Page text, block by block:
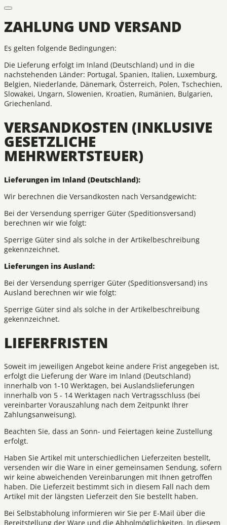
ZAHLUNG UND VERSAND
Es gelten folgende Bedingungen:
Die Lieferung erfolgt im Inland (Deutschland) und in die
nachstehenden Länder: Portugal, Spanien, Italien, Luxemburg,
Belgien, Niederlande, Dänemark, Österreich, Polen, Tschechien,
Slowakei, Ungarn, Slowenien, Kroatien, Rumänien, Bulgarien,
Griechenland.
VERSANDKOSTEN (INKLUSIVE
GESETZLICHE
MEHRWERTSTEUER)
Lieferungen im Inland (Deutschland):
Wir berechnen die Versandkosten nach Versandgewicht:
Bei der Versendung sperriger Güter (Speditionsversand)
berechnen wir wie folgt:
Sperrige Güter sind als solche in der Artikelbeschreibung
gekennzeichnet.
Lieferungen ins Ausland:
Bei der Versendung sperriger Güter (Speditionsversand) ins
Ausland berechnen wir wie folgt:
Sperrige Güter sind als solche in der Artikelbeschreibung
gekennzeichnet.
LIEFERFRISTEN
Soweit im jeweiligen Angebot keine andere Frist angegeben ist,
erfolgt die Lieferung der Ware im Inland (Deutschland)
innerhalb von 1-10 Werktagen, bei Auslandslieferungen
innerhalb von 5 - 14 Werktagen nach Vertragsschluss (bei
vereinbarter Vorauszahlung nach dem Zeitpunkt Ihrer
Zahlungsanweisung).
Beachten Sie, dass an Sonn- und Feiertagen keine Zustellung
erfolgt.
Haben Sie Artikel mit unterschiedlichen Lieferzeiten bestellt,
versenden wir die Ware in einer gemeinsamen Sendung, sofern
wir keine abweichenden Vereinbarungen mit Ihnen getroffen
haben. Die Lieferzeit bestimmt sich in diesem Fall nach dem
Artikel mit der längsten Lieferzeit den Sie bestellt haben.
Bei Selbstabholung informieren wir Sie per E-Mail über die
Bereitstellung der Ware und die Abholmöglichkeiten. In diesem